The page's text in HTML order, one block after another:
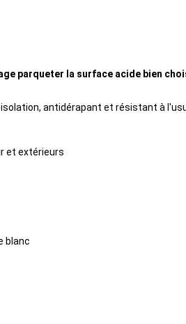
parqueter la surface acide bien
antidérapant et résistant à
et extérieurs
blanc